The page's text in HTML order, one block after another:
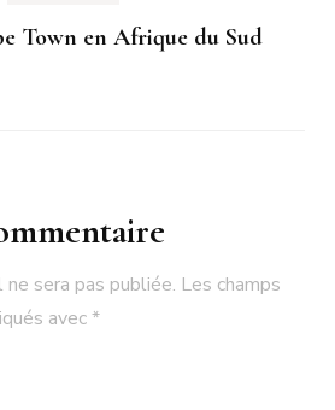
Town en Afrique du Sud
sera pas publiée. Les champs
avec*